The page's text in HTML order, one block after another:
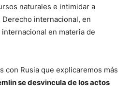
naturales e intimidar a
internacional, en
en materia de
con Rusia que explicaremos más
se desvincula de los actos